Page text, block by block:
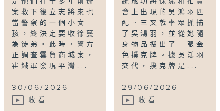
是他們在十多年前辦
案救下後立志將來也
當警察的一個小女
孩，終決定要收徐蔓
為徒弟。此時，警方
正調查雲貿商城案，
崔鐵軍發現平灣...
30/06/2026
收看
統成功將保潔和拍賣
會上出現的吳鴻羽匹
配。三叉戟率眾抓捕
了吳鴻羽，並從她隨
身物品搜出了一張金
色撲克牌。據吳鴻羽
交代，撲克牌是...
29/06/2026
收看